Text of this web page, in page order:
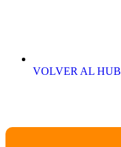
VOLVER AL HUB